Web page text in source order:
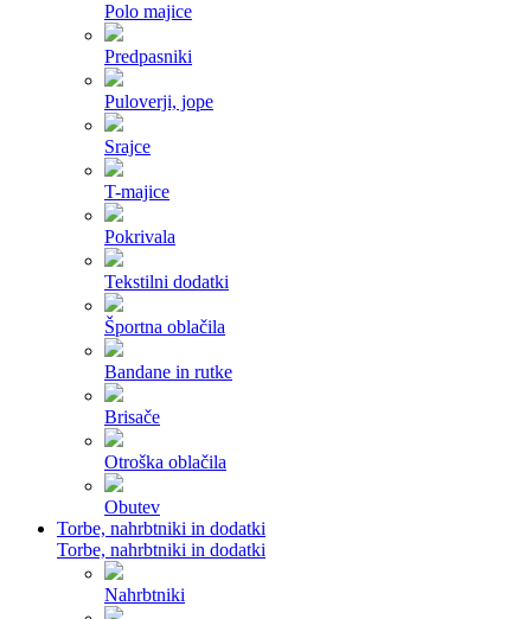
Polo majice
Predpasniki
Puloverji, jope
Srajce
T-majice
Pokrivala
Tekstilni dodatki
Športna oblačila
Bandane in rutke
Brisače
Otroška oblačila
Obutev
Torbe, nahrbtniki in dodatki
Torbe, nahrbtniki in dodatki
Nahrbtniki